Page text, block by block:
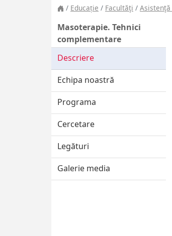
Educație Facultăţi
Masoterapie. Tehnici
complementare
Descriere
Echipa noastră
Programa
Cercetare
Legături
Galerie media